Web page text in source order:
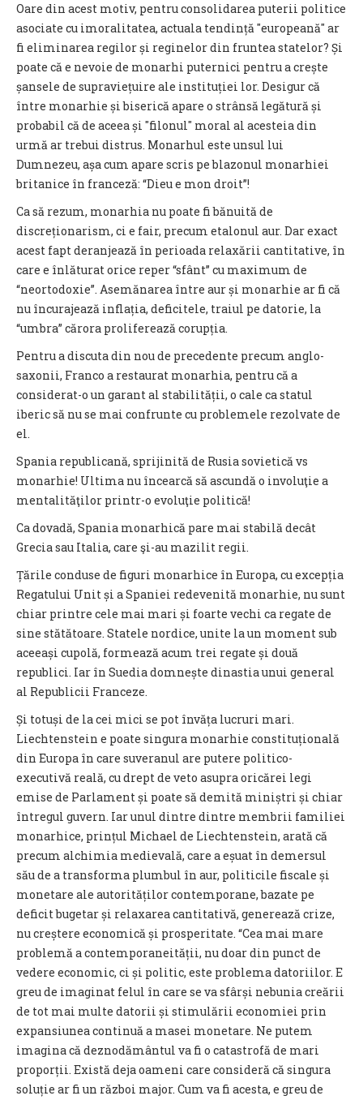
Oare din acest motiv, pentru consolidarea puterii politice
asociate cu imoralitatea, actuala tendință "europeană" ar
fi eliminarea regilor și reginelor din fruntea statelor? Și
poate că e nevoie de monarhi puternici pentru a crește
șansele de supraviețuire ale instituției lor. Desigur că
între monarhie și biserică apare o strânsă legătură și
probabil că de aceea și "filonul" moral al acesteia din
urmă ar trebui distrus. Monarhul este unsul lui
Dumnezeu, așa cum apare scris pe blazonul monarhiei
britanice în franceză: “Dieu e mon droit”!
Ca să rezum, monarhia nu poate fi bănuită de
discreționarism, ci e fair, precum etalonul aur. Dar exact
acest fapt deranjează în perioada relaxării cantitative, în
care e înlăturat orice reper “sfânt” cu maximum de
“neortodoxie”. Asemănarea între aur și monarhie ar fi că
nu încurajează inflația, deficitele, traiul pe datorie, la
“umbra” cărora proliferează corupția.
Pentru a discuta din nou de precedente precum anglo-
saxonii, Franco a restaurat monarhia, pentru că a
considerat-o un garant al stabilității, o cale ca statul
iberic să nu se mai confrunte cu problemele rezolvate de
el.
Spania republicană, sprijinită de Rusia sovietică vs
monarhie! Ultima nu încearcă să ascundă o involuţie a
mentalităţilor printr-o evoluţie politică!
Ca dovadă, Spania monarhică pare mai stabilă decât
Grecia sau Italia, care şi-au mazilit regii.
Țările conduse de figuri monarhice în Europa, cu excepția
Regatului Unit și a Spaniei redevenită monarhie, nu sunt
chiar printre cele mai mari și foarte vechi ca regate de
sine stătătoare. Statele nordice, unite la un moment sub
aceeași cupolă, formează acum trei regate și două
republici. Iar în Suedia domnește dinastia unui general
al Republicii Franceze.
Și totuși de la cei mici se pot învăța lucruri mari.
Liechtenstein e poate singura monarhie constituțională
din Europa în care suveranul are putere politico-
executivă reală, cu drept de veto asupra oricărei legi
emise de Parlament și poate să demită miniștri și chiar
întregul guvern. Iar unul dintre dintre membrii familiei
monarhice, prințul Michael de Liechtenstein, arată că
precum alchimia medievală, care a eșuat în demersul
său de a transforma plumbul în aur, politicile fiscale și
monetare ale autorităților contemporane, bazate pe
deficit bugetar și relaxarea cantitativă, generează crize,
nu creștere economică și prosperitate. “Cea mai mare
problemă a contemporaneității, nu doar din punct de
vedere economic, ci și politic, este problema datoriilor. E
greu de imaginat felul în care se va sfârși nebunia creării
de tot mai multe datorii și stimulării economiei prin
expansiunea continuă a masei monetare. Ne putem
imagina că deznodământul va fi o catastrofă de mari
proporții. Există deja oameni care consideră că singura
soluție ar fi un război major. Cum va fi acesta, e greu de